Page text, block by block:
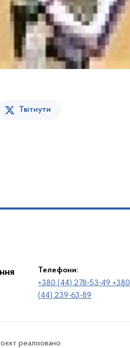
Твітнути
Телефони:
+380 (44) 278-53-49 +380
(44) 239-63-89
реалізовано